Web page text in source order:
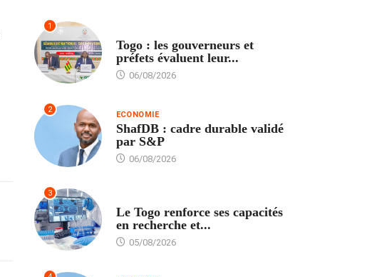
1
Togo : les gouverneurs et
préfets évaluent leur...
06/08/2026
2 ECONOMIE
ShafDB : cadre durable validé
par S&P
06/08/2026
3
Le Togo renforce ses capacités
en recherche et...
05/08/2026